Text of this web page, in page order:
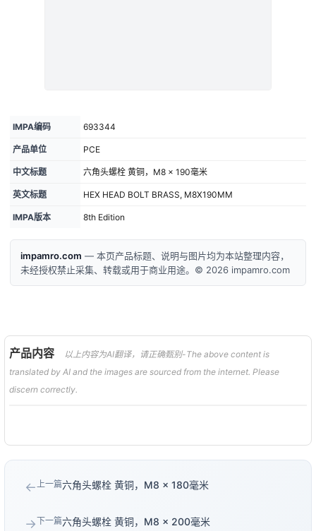
IMPA编码 693344
产品单位 PCE
中文标题 六角头螺栓 黄铜，M8 × 190毫米
英文标题 HEX HEAD BOLT BRASS, M8X190MM
IMPA版本 8th Edition
impamro.com — 本页产品标题、说明与图片均为本站整理内容，
未经授权禁止采集、转载或用于商业用途。© 2026 impamro.com
产品内容
以上内容为AI翻译，请正确甄别-The above content is
translated by AI and the images are sourced from the internet. Please
discern correctly.
←上一篇六角头螺栓 黄铜，M8 × 180毫米
→下一篇六角头螺栓 黄铜，M8 × 200毫米